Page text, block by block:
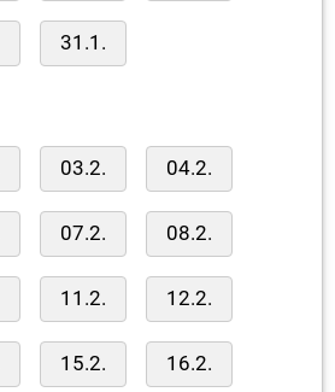
31.1.
03.2. 04.2.
07.2. 08.2.
11.2. 12.2.
15.2. 16.2.